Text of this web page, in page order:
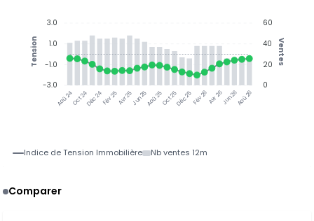
Aoû 24Oct 24Déc 24Fév 25Avr 25Jun 25Aoû 25Oct 25Déc 25Fév 26Avr 26Jun 26Aoû 26
60
40
20
0
Ventes
3.0
1.0
-1.0
-3.0
Tension
Indice de Tension Immobilière Nb ventes 12m
Comparer